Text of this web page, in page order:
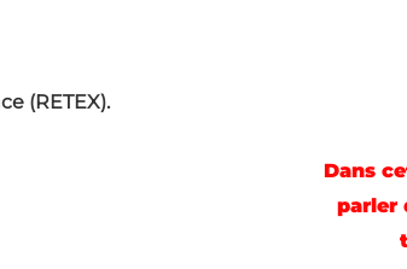
(RETEX).
Dans
parler